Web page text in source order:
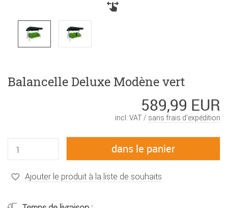
Balancelle Deluxe Modène vert
589,99 EUR
incl. VAT / sans frais d’expédition
Ajouter le produit à la liste de souhaits